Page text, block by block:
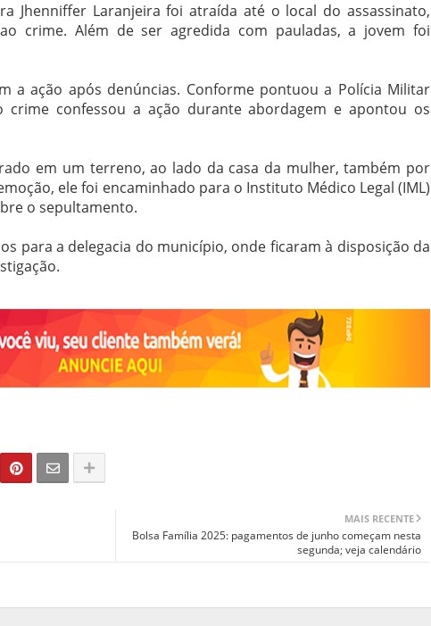
Jhenniffer Laranjeira foi atraída até o local do assassinato,
crime. Além de ser agredida com pauladas, a jovem foi
a ação após denúncias. Conforme pontuou a Polícia Militar
crime confessou a ação durante abordagem e apontou os
em um terreno, ao lado da casa da mulher, também por
ele foi encaminhado para o Instituto Médico Legal (IML)
o sepultamento.
para a delegacia do município, onde ficaram à disposição da
MAIS RECENTE
Bolsa Família 2025: pagamentos de junho começam nesta
segunda; veja calendário